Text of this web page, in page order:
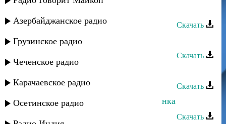
Азербайджанское радио
Грузинское радио
Чеченское радио
Карачаевское радио
Осетинское радио
Скачать
Лезгинка - Лезгинка (модерн)
Скачать
Скачать
Влад Разинский - Армянская лезгинка
Скачать